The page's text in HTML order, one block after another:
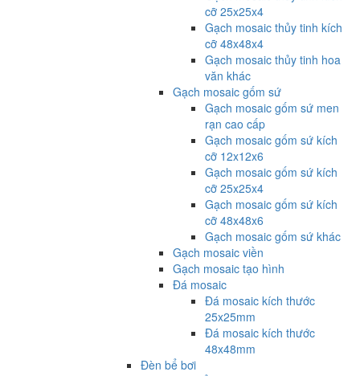
cỡ 25x25x4
Gạch mosaic thủy tinh kích
cỡ 48x48x4
Gạch mosaic thủy tinh hoa
văn khác
Gạch mosaic gốm sứ
Gạch mosaic gốm sứ men
rạn cao cấp
Gạch mosaic gốm sứ kích
cỡ 12x12x6
Gạch mosaic gốm sứ kích
cỡ 25x25x4
Gạch mosaic gốm sứ kích
cỡ 48x48x6
Gạch mosaic gốm sứ khác
Gạch mosaic viền
Gạch mosaic tạo hình
Đá mosaic
Đá mosaic kích thước
25x25mm
Đá mosaic kích thước
48x48mm
Đèn bể bơi